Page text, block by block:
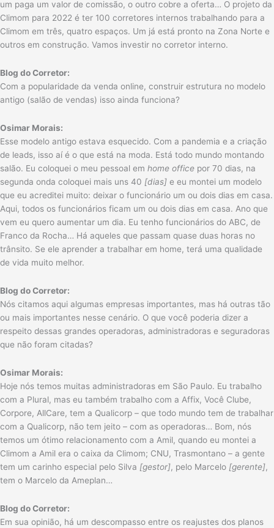
um paga um valor de comissão, o outro cobre a oferta… O projeto da
Climom para 2022 é ter 100 corretores internos trabalhando para a
Climom em três, quatro espaços. Um já está pronto na Zona Norte e
outros em construção. Vamos investir no corretor interno.
Blog do Corretor:
Com a popularidade da venda online, construir estrutura no modelo
antigo (salão de vendas) isso ainda funciona?
Osimar Morais:
Esse modelo antigo estava esquecido. Com a pandemia e a criação
de leads, isso aí é o que está na moda. Está todo mundo montando
salão. Eu coloquei o meu pessoal em home office por 70 dias, na
segunda onda coloquei mais uns 40 [dias] e eu montei um modelo
que eu acreditei muito: deixar o funcionário um ou dois dias em casa.
Aqui, todos os funcionários ficam um ou dois dias em casa. Ano que
vem eu quero aumentar um dia. Eu tenho funcionários do ABC, de
Franco da Rocha… Há aqueles que passam quase duas horas no
trânsito. Se ele aprender a trabalhar em home, terá uma qualidade
de vida muito melhor.
Blog do Corretor:
Nós citamos aqui algumas empresas importantes, mas há outras tão
ou mais importantes nesse cenário. O que você poderia dizer a
respeito dessas grandes operadoras, administradoras e seguradoras
que não foram citadas?
Osimar Morais:
Hoje nós temos muitas administradoras em São Paulo. Eu trabalho
com a Plural, mas eu também trabalho com a Affix, Você Clube,
Corpore, AllCare, tem a Qualicorp – que todo mundo tem de trabalhar
com a Qualicorp, não tem jeito – com as operadoras… Bom, nós
temos um ótimo relacionamento com a Amil, quando eu montei a
Climom a Amil era o caixa da Climom; CNU, Trasmontano – a gente
tem um carinho especial pelo Silva [gestor], pelo Marcelo [gerente],
tem o Marcelo da Ameplan…
Blog do Corretor:
Em sua opinião, há um descompasso entre os reajustes dos planos